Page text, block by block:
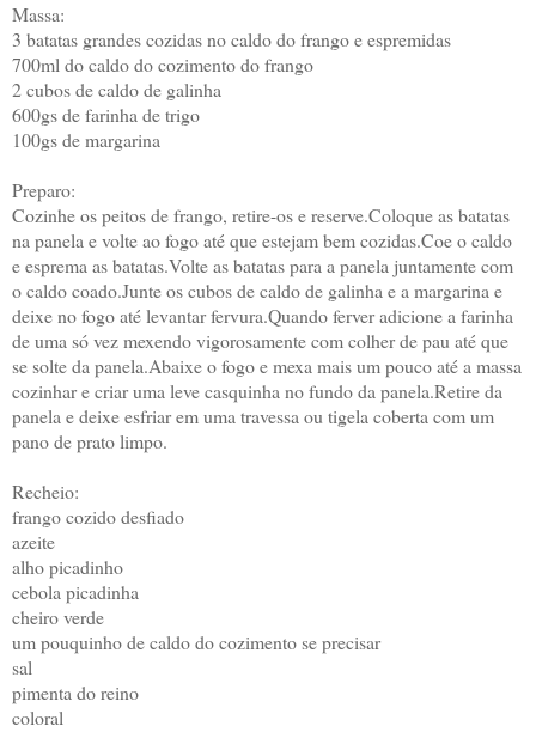
Massa:
3 batatas grandes cozidas no caldo do frango e espremidas
700ml do caldo do cozimento do frango
2 cubos de caldo de galinha
600gs de farinha de trigo
100gs de margarina
Preparo:
Cozinhe os peitos de frango, retire-os e reserve.Coloque as batatas
na panela e volte ao fogo até que estejam bem cozidas.Coe o caldo
e esprema as batatas.Volte as batatas para a panela juntamente com
o caldo coado.Junte os cubos de caldo de galinha e a margarina e
deixe no fogo até levantar fervura.Quando ferver adicione a farinha
de uma só vez mexendo vigorosamente com colher de pau até que
se solte da panela.Abaixe o fogo e mexa mais um pouco até a massa
cozinhar e criar uma leve casquinha no fundo da panela.Retire da
panela e deixe esfriar em uma travessa ou tigela coberta com um
pano de prato limpo.
Recheio:
frango cozido desfiado
azeite
alho picadinho
cebola picadinha
cheiro verde
um pouquinho de caldo do cozimento se precisar
sal
pimenta do reino
coloral